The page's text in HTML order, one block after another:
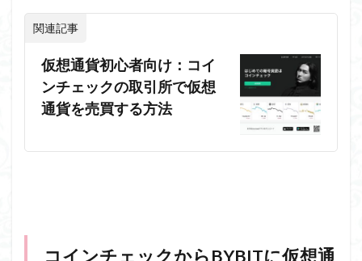
関連記事
仮想通貨初心者向け：コイ
ンチェックの取引所で仮想
通貨を売買する方法
コインチェックからBYBITに仮想通